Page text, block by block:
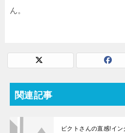
ん。
関連記事
ピクトさんの直感!イ